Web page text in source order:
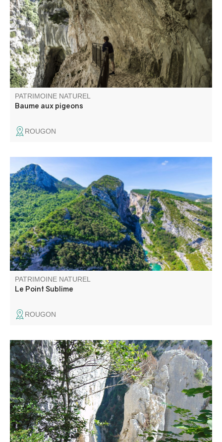
sentier du Couloir Samson, cette baume au milieu du
tunnel du Baou offre l'une des vues les plus sauvages des
Gorges du Verdon.
PATRIMOINE NATUREL
Baume aux pigeons
ROUGON
Le Point Sublime est l'un des points de vue les plus
pittoresques sur les gorges du Verdon. Ce point de vue se
trouve sur la rive droite, en aval du village de Rougon.
PATRIMOINE NATUREL
Le Point Sublime
ROUGON
La Brèche Imbert est située au milieu du Blanc-Martel,
c'est un escalier dans le vide, avec des rambardes, de
274 marches est l'un des points de vues les plus
impressionnant du sentier Blanc-Martel.